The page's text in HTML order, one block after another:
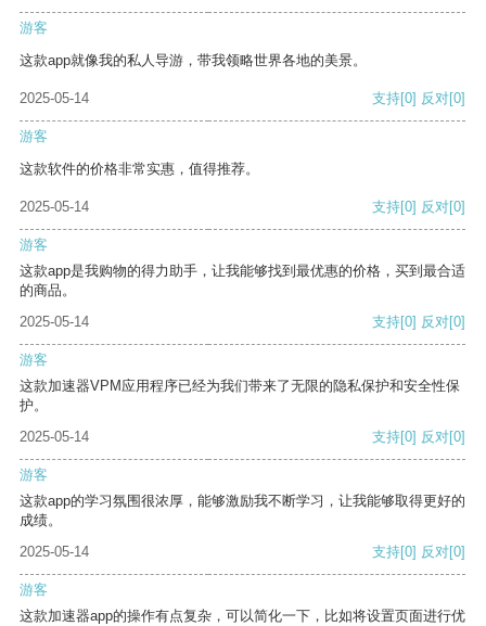
游客
这款app就像我的私人导游，带我领略世界各地的美景。
2025-05-14 支持[0] 反对[0]
游客
这款软件的价格非常实惠，值得推荐。
2025-05-14 支持[0] 反对[0]
游客
这款app是我购物的得力助手，让我能够找到最优惠的价格，买到最合适
的商品。
2025-05-14
支持[0] 反对[0]
游客
这款加速器VPM应用程序已经为我们带来了无限的隐私保护和安全性保
护。
2025-05-14
支持[0] 反对[0]
游客
这款app的学习氛围很浓厚，能够激励我不断学习，让我能够取得更好的
成绩。
2025-05-14
支持[0] 反对[0]
游客
这款加速器app的操作有点复杂，可以简化一下，比如将设置页面进行优